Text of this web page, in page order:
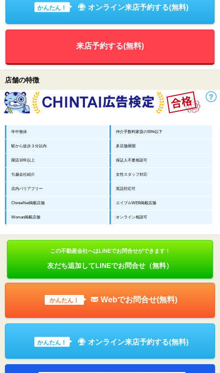
かんたん！ オンライン来店予約する(無料)
来店予約する(無料)
店舗の特徴
年中無休 仲介手数料家賃の55%以下
駅から徒歩３分以内 多店舗展開
開店10年以上 保証人不要相談可
引越会社紹介 女性スタッフ対応
店内バリアフリー 英語対応可
ChintaiNet掲載店舗 エイブルWEB掲載店舗
Woman掲載店舗 オンライン相談可
この不動産会社へはLINEでお問合せができます！
友だち追加してLINEでお問合せ（無料）
かんたん！ Webでお問合せ(無料)
かんたん！ オンライン来店予約する(無料)